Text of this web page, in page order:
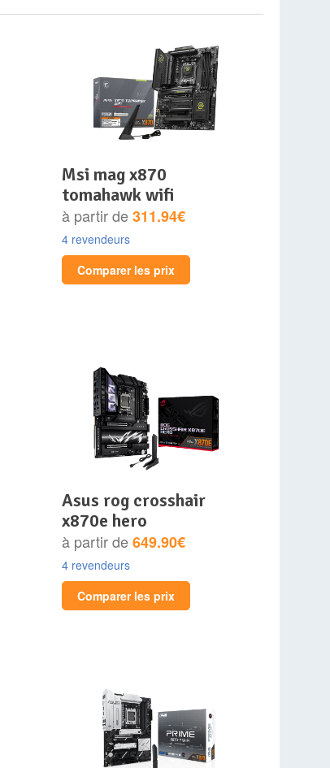
msi mag x870
tomahawk wifi
à partir de311.94€
4 revendeurs
Comparer les prix
asus rog crosshair
x870e hero
à partir de649.90€
4 revendeurs
Comparer les prix